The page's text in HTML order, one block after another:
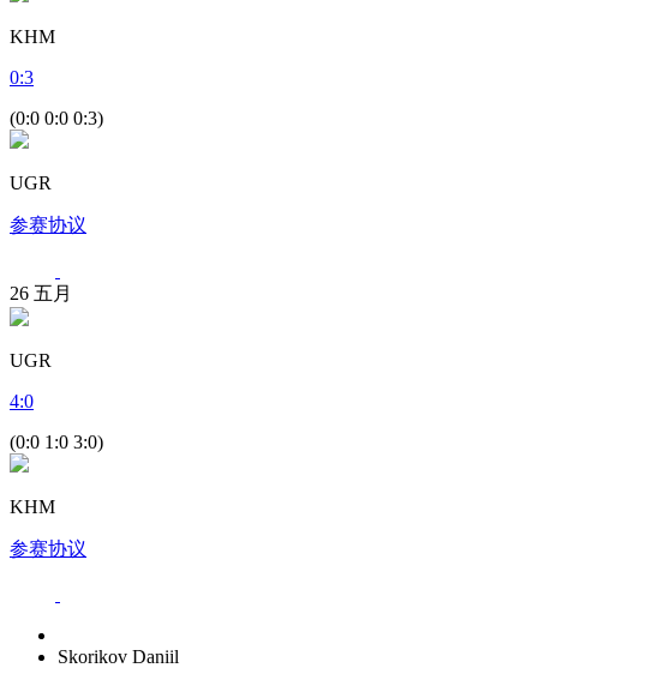
KHM
0:3
(0:0 0:0 0:3)
UGR
参赛协议
26 五月
UGR
4:0
(0:0 1:0 3:0)
KHM
参赛协议
Skorikov Daniil